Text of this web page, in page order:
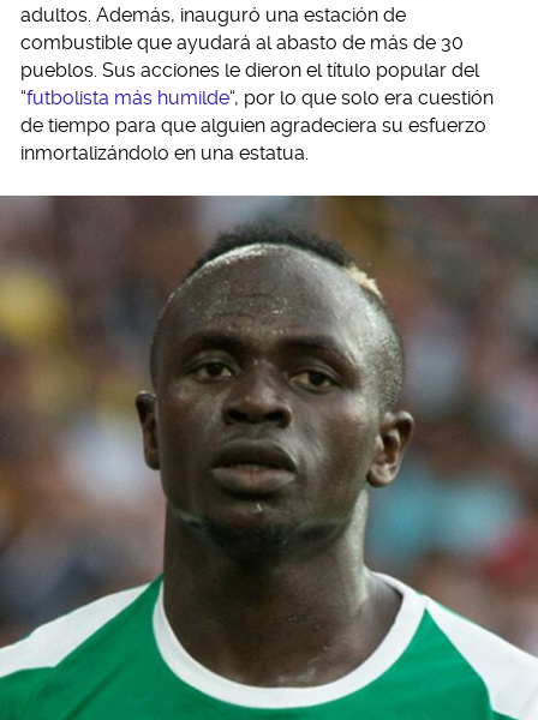
adultos. Además, inauguró una estación de
combustible que ayudará al abasto de más de 30
pueblos. Sus acciones le dieron el título popular del
“futbolista más humilde“, por lo que solo era cuestión
de tiempo para que alguien agradeciera su esfuerzo
inmortalizándolo en una estatua.